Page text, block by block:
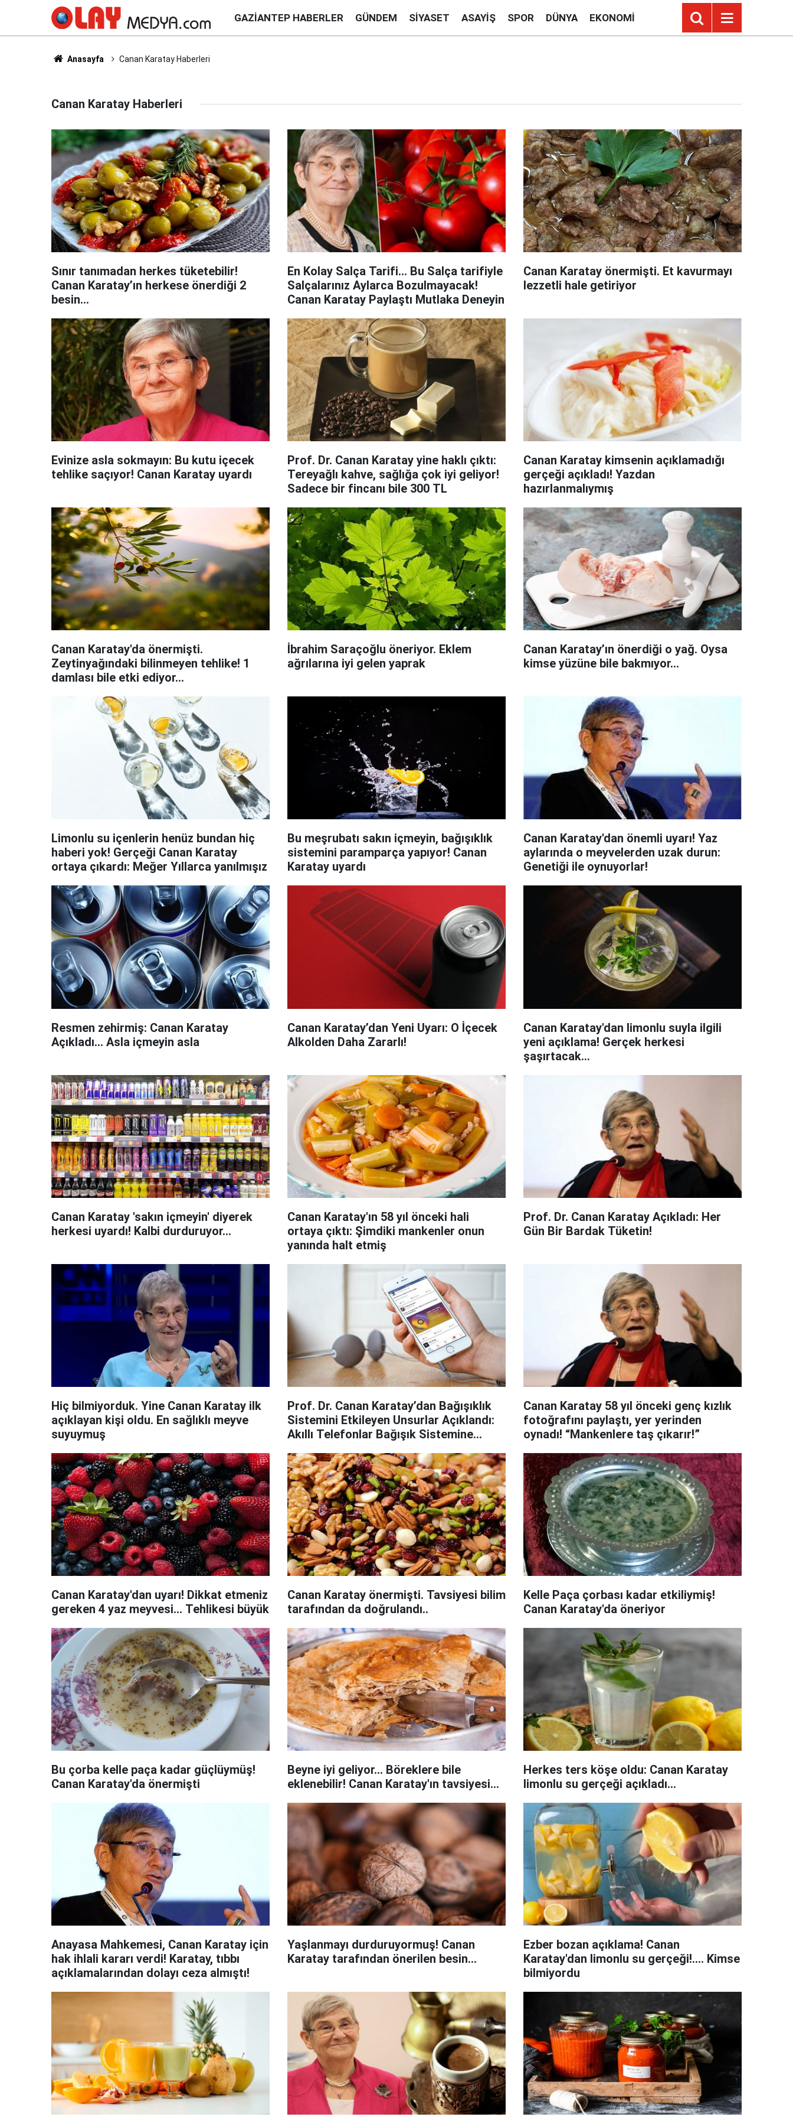
GAZIANTEP HABERLER GÜNDEM SIYASET ASAYIŞ SPOR DÜNYA EKONOMI
Anasayfa Canan Karatay Haberleri
Canan Karatay Haberleri
Sınır tanımadan herkes tüketebilir!
Canan Karatay’ın herkese önerdiği 2
besin...
En Kolay Salça Tarifi... Bu Salça tarifiyle
Salçalarınız Aylarca Bozulmayacak!
Canan Karatay Paylaştı Mutlaka Deneyin
Canan Karatay önermişti. Et kavurmayı
lezzetli hale getiriyor
Evinize asla sokmayın: Bu kutu içecek
tehlike saçıyor! Canan Karatay uyardı
Prof. Dr. Canan Karatay yine haklı çıktı:
Tereyağlı kahve, sağlığa çok iyi geliyor!
Sadece bir fincanı bile 300 TL
Canan Karatay kimsenin açıklamadığı
gerçeği açıkladı! Yazdan
hazırlanmalıymış
Canan Karatay'da önermişti.
Zeytinyağındaki bilinmeyen tehlike! 1
damlası bile etki ediyor...
İbrahim Saraçoğlu öneriyor. Eklem
ağrılarına iyi gelen yaprak
Canan Karatay’ın önerdiği o yağ. Oysa
kimse yüzüne bile bakmıyor…
Limonlu su içenlerin henüz bundan hiç
haberi yok! Gerçeği Canan Karatay
ortaya çıkardı: Meğer Yıllarca yanılmışız
Bu meşrubatı sakın içmeyin, bağışıklık
sistemini paramparça yapıyor! Canan
Karatay uyardı
Canan Karatay'dan önemli uyarı! Yaz
aylarında o meyvelerden uzak durun:
Genetiği ile oynuyorlar!
Resmen zehirmiş: Canan Karatay
Açıkladı... Asla içmeyin asla
Canan Karatay’dan Yeni Uyarı: O İçecek
Alkolden Daha Zararlı!
Canan Karatay'dan limonlu suyla ilgili
yeni açıklama! Gerçek herkesi
şaşırtacak...
Canan Karatay 'sakın içmeyin' diyerek
herkesi uyardı! Kalbi durduruyor...
Canan Karatay'ın 58 yıl önceki hali
ortaya çıktı: Şimdiki mankenler onun
yanında halt etmiş
Prof. Dr. Canan Karatay Açıkladı: Her
Gün Bir Bardak Tüketin!
Hiç bilmiyorduk. Yine Canan Karatay ilk
açıklayan kişi oldu. En sağlıklı meyve
suyuymuş
Prof. Dr. Canan Karatay’dan Bağışıklık
Sistemini Etkileyen Unsurlar Açıklandı:
Akıllı Telefonlar Bağışık Sistemine
Canan Karatay 58 yıl önceki genç kızlık
fotoğrafını paylaştı, yer yerinden
oynadı! “Mankenlere taş çıkarır!”
Canan Karatay'dan uyarı! Dikkat etmeniz
gereken 4 yaz meyvesi... Tehlikesi büyük
Canan Karatay önermişti. Tavsiyesi bilim
tarafından da doğrulandı..
Kelle Paça çorbası kadar etkiliymiş!
Canan Karatay'da öneriyor
Bu çorba kelle paça kadar güçlüymüş!
Canan Karatay'da önermişti
Beyne iyi geliyor... Böreklere bile
eklenebilir! Canan Karatay'ın tavsiyesi...
Herkes ters köşe oldu: Canan Karatay
limonlu su gerçeği açıkladı...
Anayasa Mahkemesi, Canan Karatay için
hak ihlali kararı verdi! Karatay, tıbbı
açıklamalarından dolayı ceza almıştı!
Yaşlanmayı durduruyormuş! Canan
Karatay tarafından önerilen besin...
Ezber bozan açıklama! Canan
Karatay'dan limonlu su gerçeği!.... Kimse
bilmiyordu